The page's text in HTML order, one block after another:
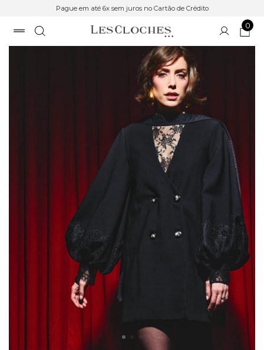
Pague em até 6x sem juros no Cartão de Crédito
0